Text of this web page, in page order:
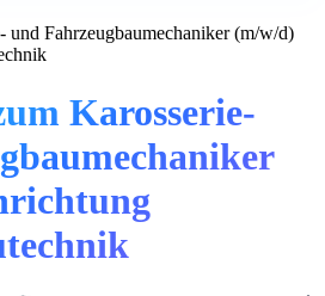
und Fahrzeugbaumechaniker (m/w/d)
Karosserie-